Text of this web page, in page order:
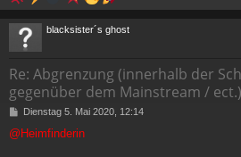
blacksister´s ghost
Re: Abgrenzung (innerhalb der
gegenüber dem Mainstream / ect.)
B
i
Dienstag 5. Mai 2020, 12:14
@Heimfinderin